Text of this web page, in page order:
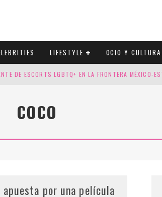
LIFESTYLE OCIO Y CULTURA
DE ESCORTS LGBTQ+ EN LA FRONTERA MÉXICO-
LA HISTORIA LGTB
COCO
apuesta por una película